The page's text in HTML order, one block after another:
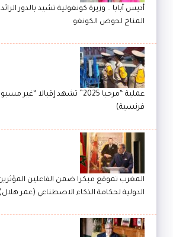
أديس أبابا .. وزيرة كونغولية تشيد بالدور
المناخ لحوض الكونغو
عملية “مرحبا 2025” تشهد إقبالا
فرنسية)
المغرب تموقع مبكرا ضمن الفاعلين المؤثرين
الدولية لحكامة الذكاء الاصطناعي (عمر هلال)